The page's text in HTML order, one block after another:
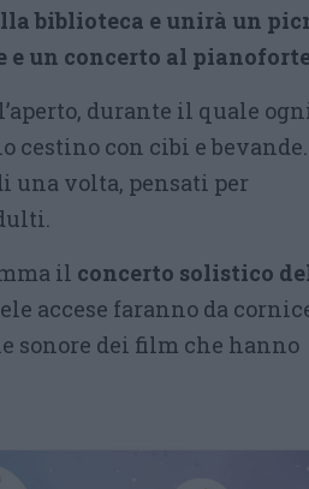
biblioteca e unirà un
un concerto al
durante il quale
cestino con cibi e
una volta, pensati per
il concerto solistico
accese faranno da
sonore dei film che hanno